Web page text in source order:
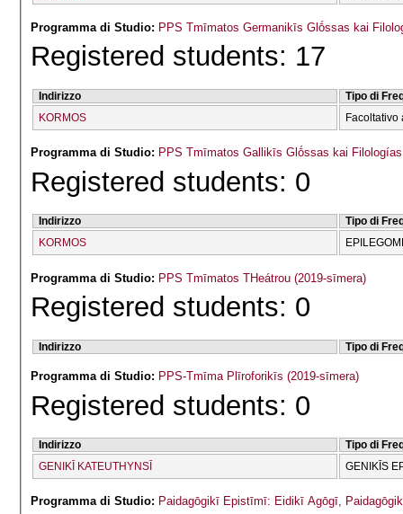
Programma di Studio: PPS Tmīmatos Germanikīs Glṓssas kai
Registered students: 17
Indirizzo
Tipo di
KORMOS
Facoltativo
Programma di Studio: PPS Tmīmatos Gallikīs Glṓssas kai Filologías
Registered students: 0
Indirizzo
Tipo di
KORMOS
Programma di Studio: PPS Tmīmatos THeátrou (2019-sīmera)
Registered students: 0
Indirizzo Tipo di
Programma di Studio: PPS-Tmīma Plīroforikīs (2019-sīmera)
Registered students: 0
Indirizzo
Tipo di
GENIKĪ KATEUTHYNSĪ
GENIKĪS
Programma di Studio: Paidagōgikī Epistīmī: Eidikī Agōgī,